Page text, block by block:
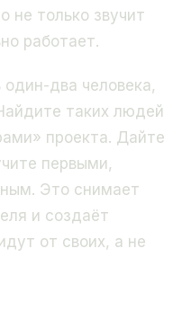
не только звучит
работает.
два человека,
таких людей
проекта. Дайте
первыми,
Это снимает
и создаёт
от своих, а не